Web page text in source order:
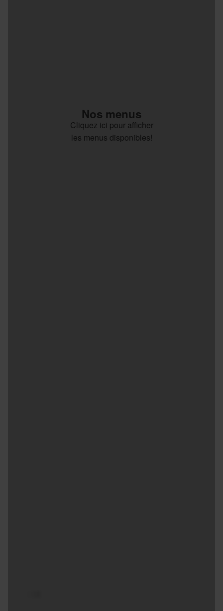
Nos menus
Cliquez ici pour afficher
les menus disponibles!